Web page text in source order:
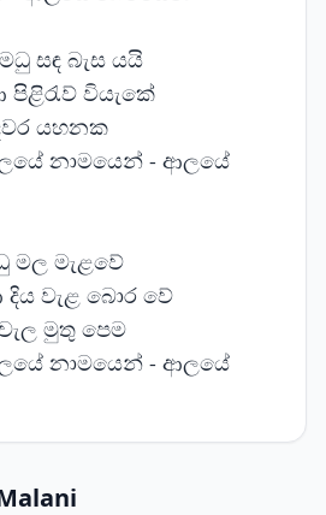
සඳ බැස යයි
වියැකේ
යහනක
නාමයෙන් - ආලයේ
මල මැළවේ
වැළ බොර වේ
මුතු පෙම
නාමයෙන් - ආලයේ